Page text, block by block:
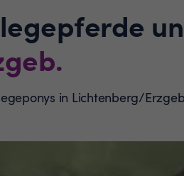
in Lichtenberg/